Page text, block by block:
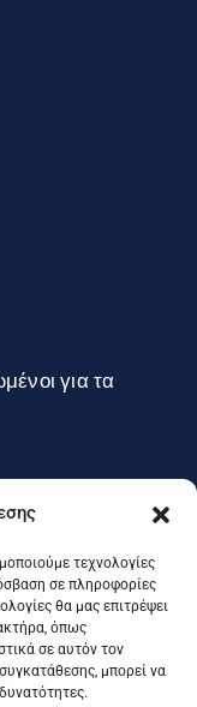
τεχνολογίες
σε πληροφορίες
θα μας επιτρέψει
όπως
σε αυτόν τον
μπορεί να
για τα